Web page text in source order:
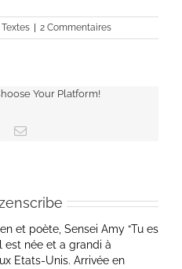
Textes 2 Commentaires
Your Platform!
Facebook
Email
et poète, Sensei Amy “Tu es
est née et a grandi à
Etats-Unis. Arrivée en